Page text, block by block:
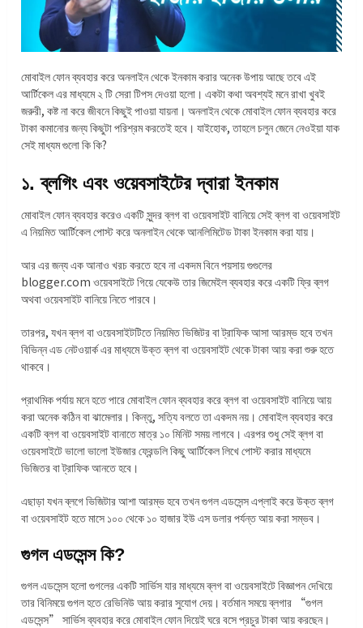
মোবাইল ফোন ব্যবহার করে অনলাইন থেকে ইনকাম করার অনেক উপায় আছে তবে এই
আর্টিকেল এর মাধ্যমে ২ টি সেরা টিপস দেওয়া হলো। একটা কথা অবশ্যই মনে রাখা খুবই
জরুরী, কষ্ট না করে জীবনে কিছুই পাওয়া যায়না। অনলাইন থেকে মোবাইল ফোন ব্যবহার করে
টাকা কমানোর জন্য কিছুটা পরিশ্রম করতেই হবে। যাইহোক, তাহলে চলুন জেনে নেওইয়া যাক
সেই মাধ্যম গুলো কি কি?
১. ব্লগিং এবং ওয়েবসাইটের দ্বারা ইনকাম
মোবাইল ফোন ব্যবহার করেও একটি সুন্দর ব্লগ বা ওয়েবসাইট বানিয়ে সেই ব্লগ বা ওয়েবসাইট
এ নিয়মিত আর্টিকেল পোস্ট করে অনলাইন থেকে আনলিমিটেড টাকা ইনকাম করা যায়।
আর এর জন্য এক আনাও খরচ করতে হবে না একদম বিনে পয়সায় গুগুলের
blogger.com ওয়েবসাইটে গিয়ে যেকেউ তার জিমেইল ব্যবহার করে একটি ফ্রি ব্লগ
অথবা ওয়েবসাইট বানিয়ে নিতে পারবে।
তারপর, যখন ব্লগ বা ওয়েবসাইটটিতে নিয়মিত ভিজিটর বা ট্রাফিক আসা আরম্ভ হবে তখন
বিভিন্ন এড নেটওয়ার্ক এর মাধ্যমে উক্ত ব্লগ বা ওয়েবসাইট থেকে টাকা আয় করা শুরু হতে
থাকবে।
প্রাথমিক পর্যায় মনে হতে পারে মোবাইল ফোন ব্যবহার করে ব্লগ বা ওয়েবসাইট বানিয়ে আয়
করা অনেক কঠিন বা ঝামেলার। কিন্তু, সত্যি বলতে তা একদম নয়। মোবাইল ব্যবহার করে
একটি ব্লগ বা ওয়েবসাইট বানাতে মাত্র ১০ মিনিট সময় লাগবে। এরপর শুধু সেই ব্লগ বা
ওয়েবসাইটে ভালো ভালো ইউজার ফ্রেন্ডলি কিছু আর্টিকেল লিখে পোস্ট করার মাধ্যমে
ভিজিতর বা ট্রাফিক আনতে হবে।
এছাড়া যখন ব্লগে ভিজিটার আশা আরম্ভ হবে তখন গুগল এডসেন্স এপ্লাই করে উক্ত ব্লগ
বা ওয়েবসাইট হতে মাসে ১০০ থেকে ১০ হাজার ইউ এস ডলার পর্যন্ত আয় করা সম্ভব।
গুগল এডসেন্স কি?
গুগল এডসেন্স হলো গুগলের একটি সার্ভিস যার মাধ্যমে ব্লগ বা ওয়েবসাইটে বিজ্ঞাপন দেখিয়ে
তার বিনিময়ে গুগল হতে রেভিনিউ আয় করার সুযোগ দেয়। বর্তমান সময়ে ব্লগার “গুগল
এডসেন্স” সার্ভিস ব্যবহার করে মোবাইল ফোন দিয়েই ঘরে বসে প্রচুর টাকা আয় করছেন।